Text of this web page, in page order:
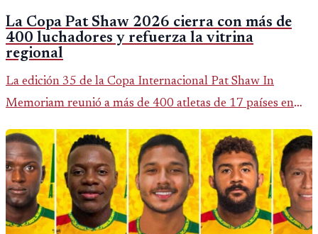
La Copa Pat Shaw 2026 cierra con más de
400 luchadores y refuerza la vitrina
regional
La edición 35 de la Copa Internacional Pat Shaw In
Memoriam reunió a más de 400 atletas de 17 países en
delegación nacional, según el balance oficial de CDAG.